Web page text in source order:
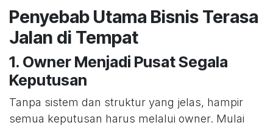
Penyebab Utama Bisnis Terasa
Jalan di Tempat
1. Owner Menjadi Pusat Segala
Keputusan
Tanpa sistem dan struktur yang jelas, hampir
semua keputusan harus melalui owner. Mulai